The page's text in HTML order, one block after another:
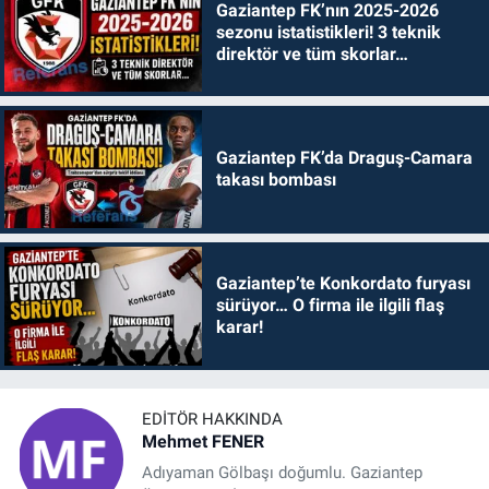
Gaziantep FK’nın 2025-2026
sezonu istatistikleri! 3 teknik
direktör ve tüm skorlar…
Gaziantep FK’da Draguş-Camara
takası bombası
Gaziantep’te Konkordato furyası
sürüyor… O firma ile ilgili flaş
karar!
EDITÖR HAKKINDA
Mehmet FENER
Adıyaman Gölbaşı doğumlu. Gaziantep